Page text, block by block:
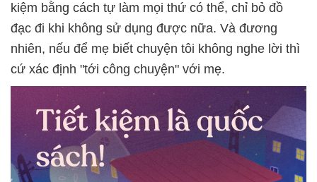
kiệm bằng cách tự làm mọi thứ có thể, chỉ bỏ đồ
đạc đi khi không sử dụng được nữa. Và đương
nhiên, nếu để mẹ biết chuyện tôi không nghe lời thì
cứ xác định "tới công chuyện" với mẹ.